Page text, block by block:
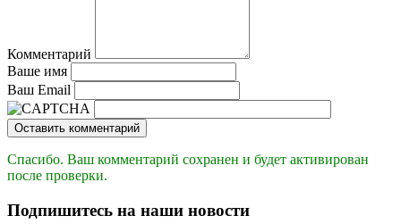
Комментарий
Ваше имя
Ваш Email
Оставить комментарий
Спасибо. Ваш комментарий сохранен и будет активирован
после проверки.
Подпишитесь на наши новости